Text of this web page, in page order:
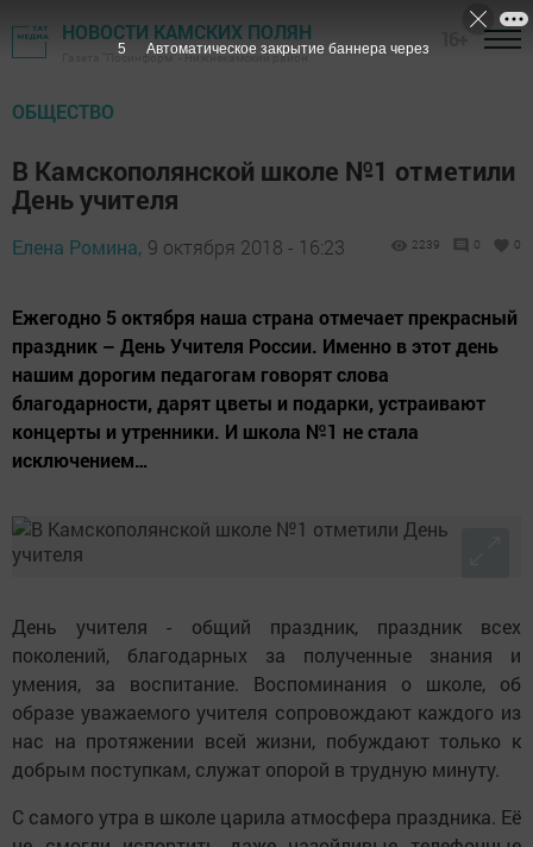
НОВОСТИ КАМСКИХ ПОЛЯН
Газета "Посинформ" - Нижнекамский район
ОБЩЕСТВО
В Камскополянской школе №1 отметили
День учителя
Елена Ромина, 9 октября 2018 - 16:23 2239 0 0
Ежегодно 5 октября наша страна отмечает прекрасный
праздник – День Учителя России. Именно в этот день
нашим дорогим педагогам говорят слова
благодарности, дарят цветы и подарки, устраивают
концерты и утренники. И школа №1 не стала
исключением…
День учителя - общий праздник, праздник всех
поколений, благодарных за полученные знания и
умения, за воспитание. Воспоминания о школе, об
образе уважаемого учителя сопровождают каждого из
нас на протяжении всей жизни, побуждают только к
добрым поступкам, служат опорой в трудную минуту.
С самого утра в школе царила атмосфера праздника. Её
4 Автоматическое закрытие баннера через